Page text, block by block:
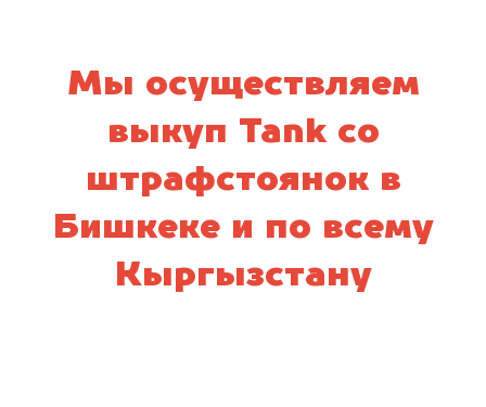
Мы осуществляем
выкуп Tank со
штрафстоянок в
Бишкеке и по всему
Кыргызстану